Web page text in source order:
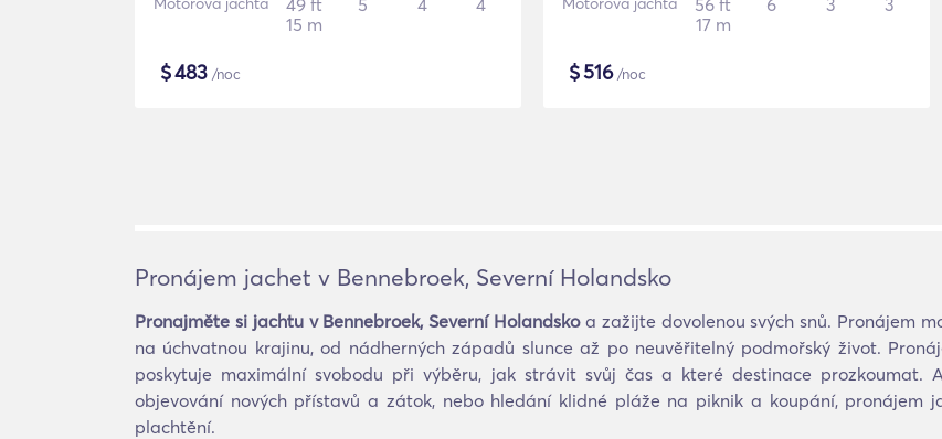
49 ft
15 m
5 4 4
$483 /noc
56 ft
17 m
6 3 3
$516/noc
Pronájem jachet v Bennebroek, Severní Holandsko
Pronajměte si jachtu v Bennebroek, Severní Holandskoa zažijte dovolenou svých snů. Pronájem
na úchvatnou krajinu, od nádherných západů slunce až po neuvěřitelný podmořský život.
poskytuje maximální svobodu při výběru, jak strávit svůj čas a které destinace
objevování nových přístavů a zátok, nebo hledání klidné pláže na piknik a koupání, pronájem
plachtění.